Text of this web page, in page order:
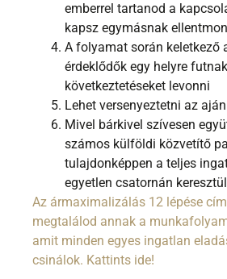
emberrel tartanod a
kapsz egymásnak
A folyamat során keletkező
érdeklődők egy helyre
következtetéseket levonni
Lehet versenyeztetni az
Mivel bárkivel szívesen
számos külföldi közvetítő
tulajdonképpen a teljes
egyetlen csatornán
Az ármaximalizálás 12 lépése
megtalálod annak a
amit minden egyes ingatlan
csinálok. Kattints ide!